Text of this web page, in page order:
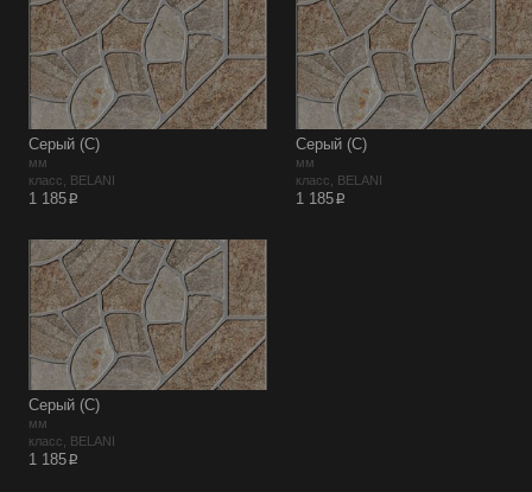
Серый (С)
мм
класс, BELANI
1 185p
Серый (С)
мм
класс, BELANI
1 185p
Серый (С)
мм
класс, BELANI
1 185p